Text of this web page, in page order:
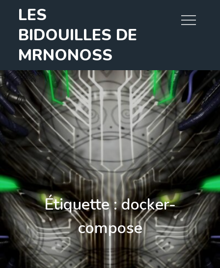
content
LES
BIDOUILLES DE
MRNONOSS
Étiquette :docker-
compose